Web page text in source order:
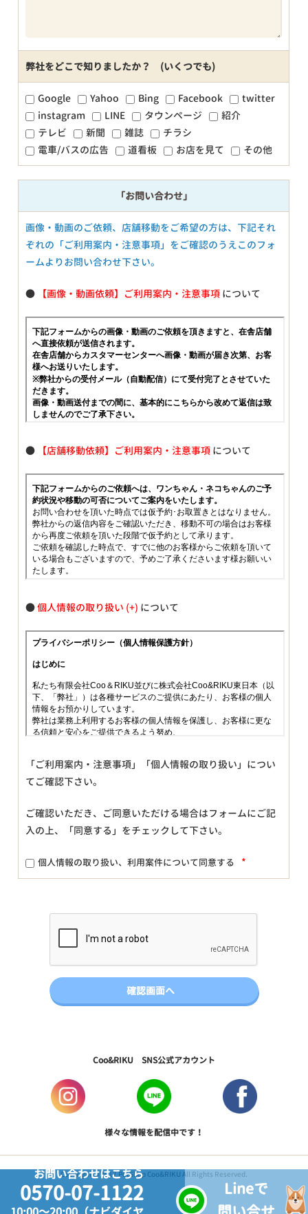
弊社をどこで知りましたか？ (いくつでも)
Google Yahoo Bing Facebook
twitter
instagram
LINE タウンページ
紹介
テレビ
新聞 雑誌
チラシ
電車/バスの広告
道看板 お店を見て その他
「お問い合わせ」
画像・動画のご依頼、店舗移動をご希望の方は、下記それ
ぞれの「ご利用案内・注意事項」をご確認のうえこのフォ
ームよりお問い合わせ下さい。
● 【画像・動画依頼】ご利用案内・注意事項 について
● 【店舗移動依頼】ご利用案内・注意事項 について
●個人情報の取り扱い について
「ご利用案内・注意事項」「個人情報の取り扱い」につい
てご確認下さい。
ご確認いただき、ご同意いただける場合はフォームにご記
入の上、「同意する」をチェックして下さい。
個人情報の取り扱い、利用案件について同意する *
お問い合わせはこちら
0570-07-1122
Lineで
Coo&RIKU SNS公式アカウント
様々な情報を配信中です！
Copyright © 2017 PetShop Coo&RIKU All Rights Reserved.